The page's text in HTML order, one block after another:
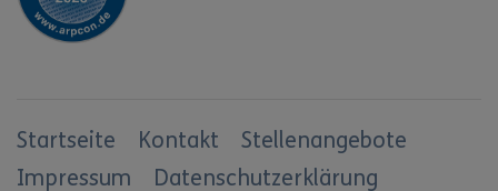
Startseite Kontakt
Stellenangebote
Impressum
Datenschutzerklärung